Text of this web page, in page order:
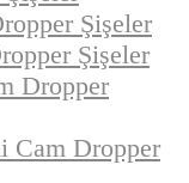
Şişeler
Şişeler
Dropper
Cam Dropper